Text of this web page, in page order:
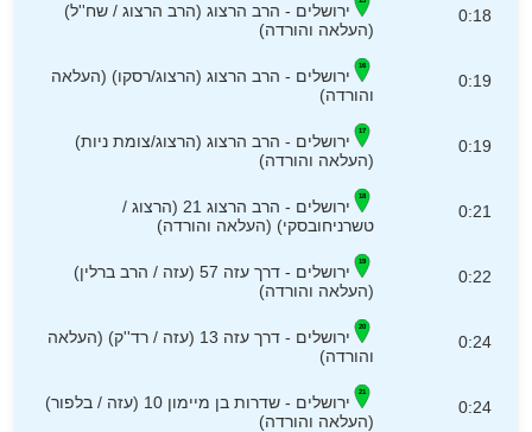
0:18
ירושלים - הרב הרצוג (הרב הרצוג / שח''ל)
(העלאה והורדה)
0:19
ירושלים - הרב הרצוג (הרצוג/רסקו) (העלאה
והורדה)
0:19
ירושלים - הרב הרצוג (הרצוג/צומת ניות)
(העלאה והורדה)
0:21
ירושלים - הרב הרצוג 21 (הרצוג /
טשרניחובסקי) (העלאה והורדה)
0:22
ירושלים - דרך עזה 57 (עזה / הרב ברלין)
(העלאה והורדה)
0:24
ירושלים - דרך עזה 13 (עזה / רד''ק) (העלאה
והורדה)
0:24
ירושלים - שדרות בן מיימון 10 (עזה / בלפור)
(העלאה והורדה)